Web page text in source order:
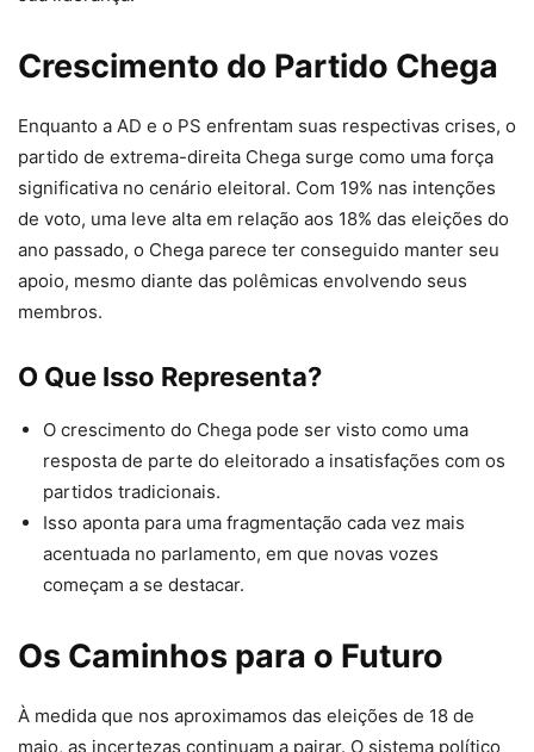
Crescimento do Partido Chega
Enquanto a AD e o PS enfrentam suas respectivas crises, o
partido de extrema-direita Chega surge como uma força
significativa no cenário eleitoral. Com 19% nas intenções
de voto, uma leve alta em relação aos 18% das eleições do
ano passado, o Chega parece ter conseguido manter seu
apoio, mesmo diante das polêmicas envolvendo seus
membros.
O Que Isso Representa?
O crescimento do Chega pode ser visto como uma
resposta de parte do eleitorado a insatisfações com os
partidos tradicionais.
Isso aponta para uma fragmentação cada vez mais
acentuada no parlamento, em que novas vozes
começam a se destacar.
Os Caminhos para o Futuro
À medida que nos aproximamos das eleições de 18 de
maio, as incertezas continuam a pairar. O sistema político